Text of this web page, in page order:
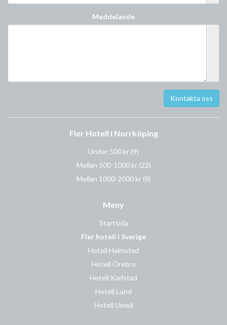
Meddelande
Fler Hotell i Norrköping
Under 500 kr (9)
Mellan 500-1000 kr (22)
Mellan 1000-2000 kr (8)
Meny
Startsida
Fler hotell i Sverige
Hotell Halmstad
Hotell Örebro
Hotell Karlstad
Hotell Lund
Hotell Umeå